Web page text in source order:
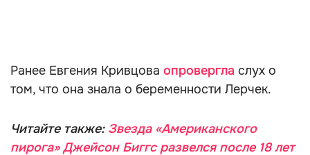
Ранее Евгения Кривцова опровергла слух о
том, что она знала о беременности Лерчек.
Читайте также: Звезда «Американского
пирога» Джейсон Биггс развелся после 18 лет